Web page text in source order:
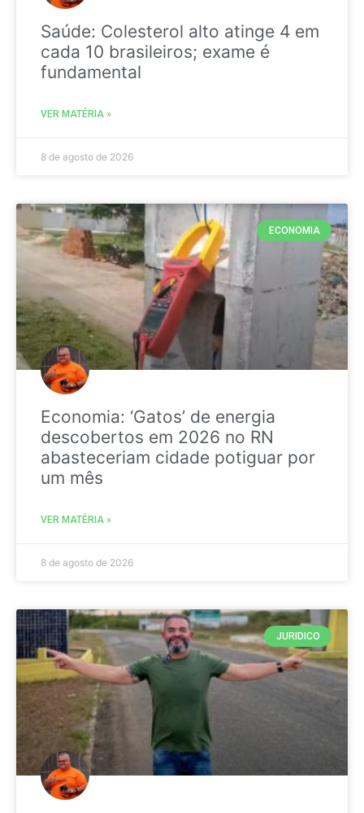
Saúde: Colesterol alto atinge 4 em
cada 10 brasileiros; exame é
fundamental
VER MATÉRIA »
8 de agosto de 2026
ECONOMIA
Economia: ‘Gatos’ de energia
descobertos em 2026 no RN
abasteceriam cidade potiguar por
um mês
VER MATÉRIA »
8 de agosto de 2026
JURIDICO